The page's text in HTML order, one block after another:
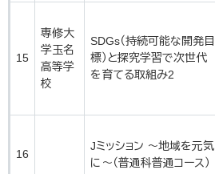
15
専修大
学玉名
高等学
校
SDGs（持続可能な開発目
標）と探究学習で次世代
を育てる取組み2
16
Jミッション ～地域を元気
に～（普通科普通コース）